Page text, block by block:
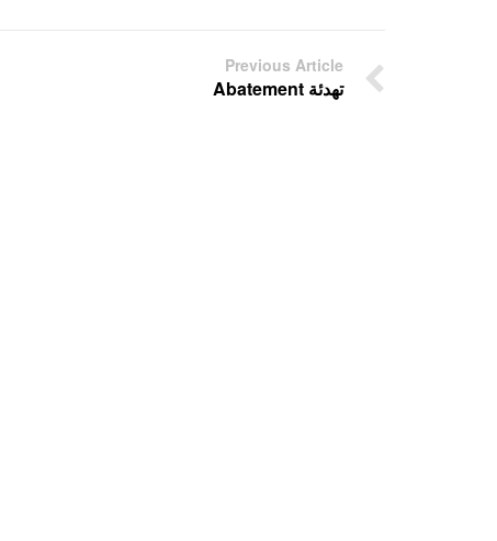
Previous Article
تهدئة Abatement